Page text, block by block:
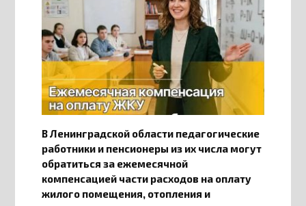
В Ленинградской области педагогические
работники и пенсионеры из их числа могут
обратиться за ежемесячной
компенсацией части расходов на оплату
жилого помещения, отопления и